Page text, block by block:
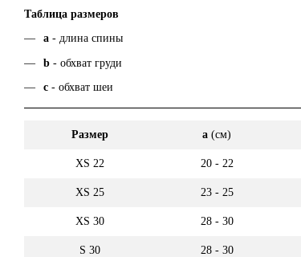
Таблица размеров
а - длина спины
b - обхват груди
c - обхват шеи
Размер a (см)
XS 22 20 - 22
XS 25 23 - 25
XS 30 28 - 30
S 30 28 - 30